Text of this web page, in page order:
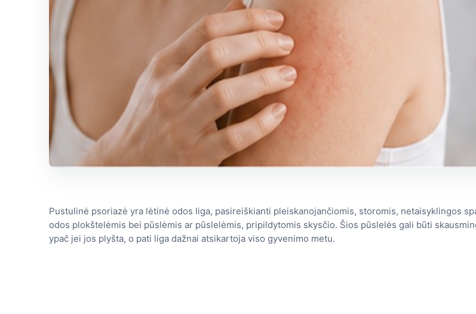
Pustulinė psoriazė yra lėtinė odos liga, pasireiškianti pleiskanojančiomis, storomis, netaisyklingos
odos plokštelėmis bei pūslėmis ar pūslelėmis, pripildytomis skysčio. Šios pūslelės gali būti
ypač jei jos plyšta, o pati liga dažnai atsikartoja viso gyvenimo metu.